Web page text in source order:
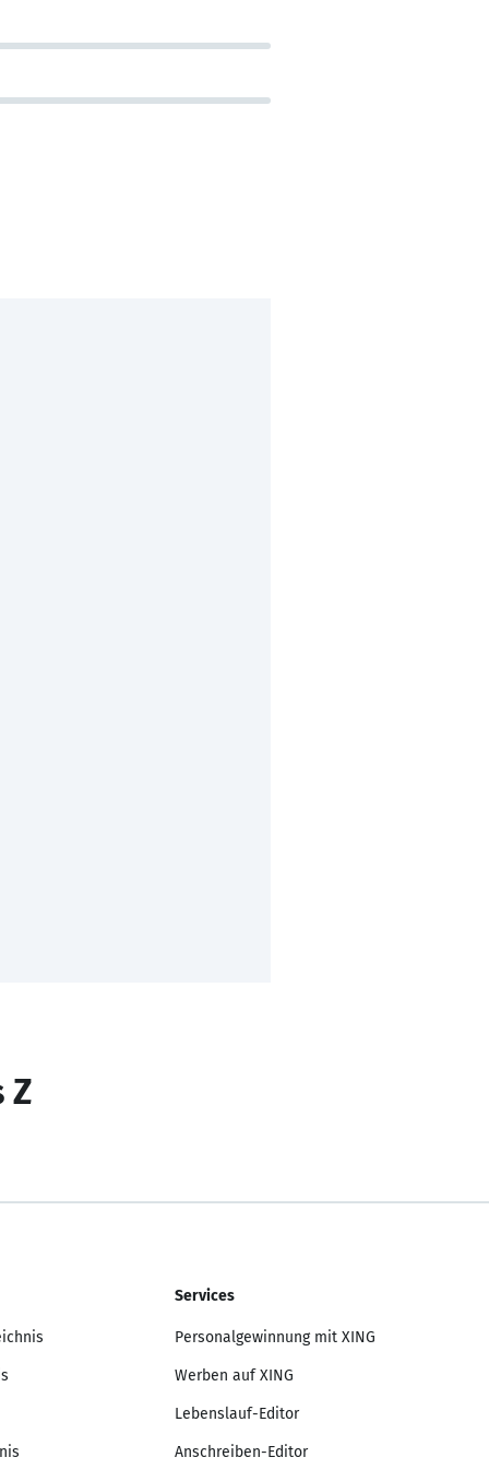
Z
Services
Personalgewinnung mit XING
Werben auf XING
Lebenslauf-Editor
Anschreiben-Editor